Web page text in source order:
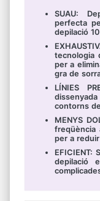
SUAU:
perfecta
depilació
tecnologia
per a
gra de
LÍNIES
contorns
MENYS
freqüència
per a
EFICIENT:
depilació